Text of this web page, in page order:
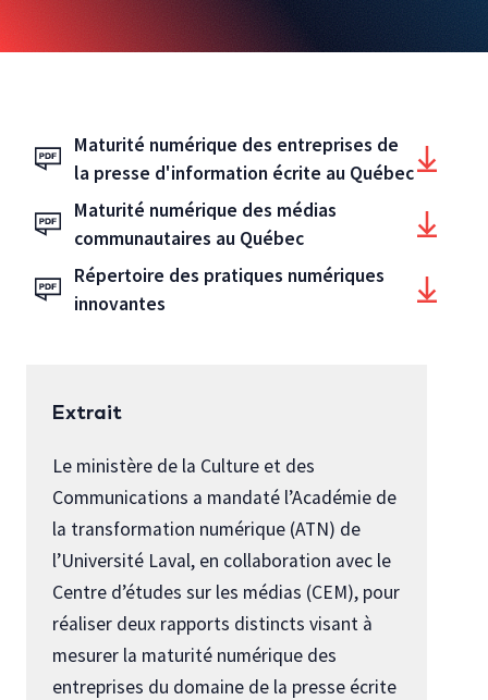
Extrait
Le ministère de la Culture et des
Communications a mandaté l’Académie de
la transformation numérique (ATN) de
l’Université Laval, en collaboration avec le
Centre d’études sur les médias (CEM), pour
réaliser deux rapports distincts visant à
mesurer la maturité numérique des
entreprises du domaine de la presse écrite
Maturité numérique des entreprises de
la presse d'information écrite au Québec
Maturité numérique des médias
communautaires au Québec
Répertoire des pratiques numériques
innovantes